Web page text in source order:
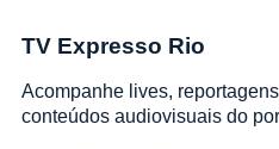
TV Expresso Rio
Acompanhe lives,
conteúdos audiovisuais do